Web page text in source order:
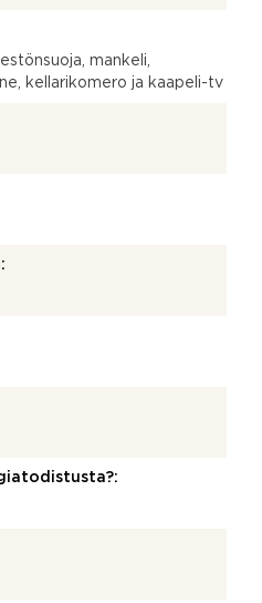
mankeli,
kellarikomero ja kaapeli-tv